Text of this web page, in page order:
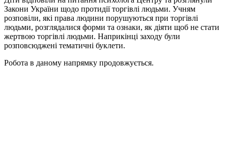
Закони України щодо протидії торгівлі людьми. Учням
розповіли, які права людини порушуються при торгівлі
людьми, розглядалися форми та ознаки, як діяти щоб не стати
жертвою торгівлі людьми. Наприкінці заходу були
розповсюджені тематичні буклети.
Робота в даному напрямку продовжується.